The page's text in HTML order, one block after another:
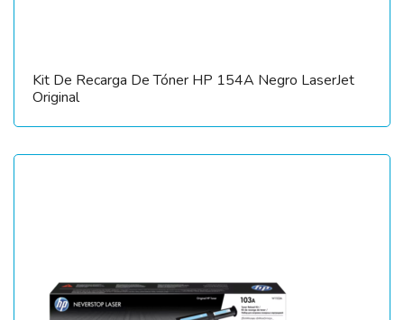
Kit De Recarga De Tóner HP 154A Negro LaserJet
Original